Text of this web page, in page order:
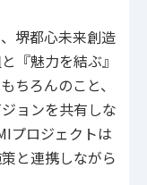
堺都心未来創造
『魅力を結ぶ』
ちろんのこと、
ョンを共有しな
プロジェクトは
と連携しながら